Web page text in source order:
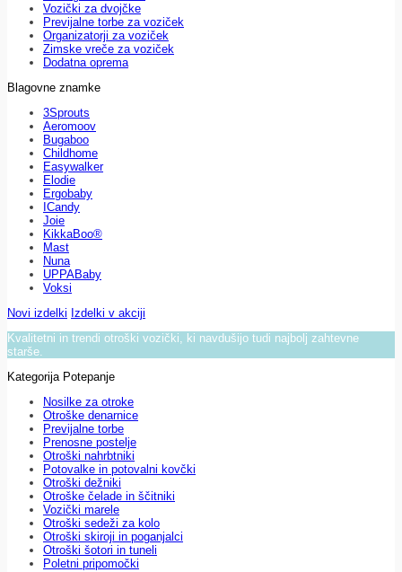
Vozički za dvojčke
Previjalne torbe za voziček
Organizatorji za voziček
Zimske vreče za voziček
Dodatna oprema
Blagovne znamke
3Sprouts
Aeromoov
Bugaboo
Childhome
Easywalker
Elodie
Ergobaby
ICandy
Joie
KikkaBoo®
Mast
Nuna
UPPABaby
Voksi
Novi izdelki Izdelki v akciji
Kvalitetni in trendi otroški vozički, ki navdušijo tudi najbolj zahtevne
starše.
Kategorija Potepanje
Nosilke za otroke
Otroške denarnice
Previjalne torbe
Prenosne postelje
Otroški nahrbtniki
Potovalke in potovalni kovčki
Otroški dežniki
Otroške čelade in ščitniki
Vozički marele
Otroški sedeži za kolo
Otroški skiroji in poganjalci
Otroški šotori in tuneli
Poletni pripomočki